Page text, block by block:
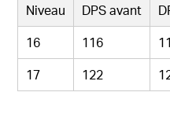
Niveau DPS avant
16
116
17
122